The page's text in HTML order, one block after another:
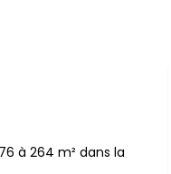
à 264 m² dans la